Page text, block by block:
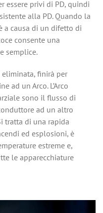
essere privi di PD, quindi
alla PD. Quando la
a causa di un difetto di
consente una
semplice.
finirà per
ad un Arco. L’Arco
sono il flusso di
ad un altro
tratta di una rapida
ed esplosioni, è
estreme e,
le apparecchiature